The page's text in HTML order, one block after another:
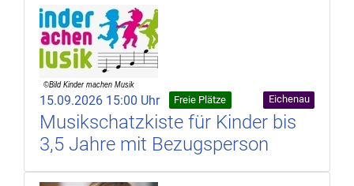
15.09.2026 15:00 Uhr Freie Plätze Eichenau
Musikschatzkiste für Kinder bis
3,5 Jahre mit Bezugsperson